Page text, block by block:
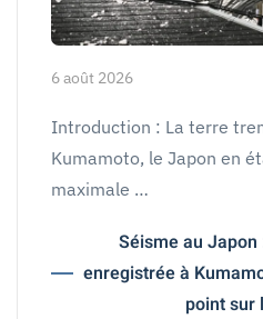
6 août 2026
Introduction : La terre
Kumamoto, le Japon en
maximale …
Séisme au
enregistrée à
point sur